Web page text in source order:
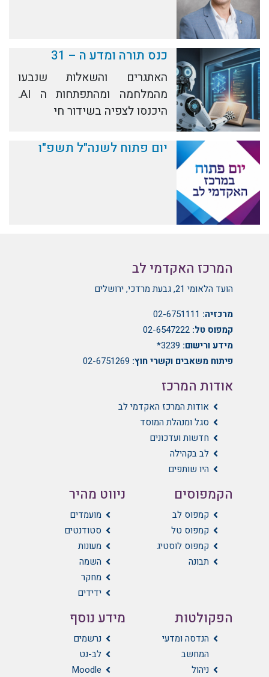
כנס תורה ומדע ה – 31
האתגרים והשאלות שנבעו
מהמלחמה ומהתפתחות ה AI.
היכנסו לצפיה בשידור חי
יום פתוח לשנה"ל תשפ"ו
המרכז האקדמי לב
הועד הלאומי 21, גבעת מרדכי, ירושלים
מרכזיה: 02-6751111
קמפוס טל: 02-6547222
מידע ורישום: 3239*
פיתוח משאבים וקשרי חוץ: 02-6751269
אודות המרכז
אודות המרכז האקדמי לב
סגל ומנהלת המוסד
חדשות ועדכונים
לב בקהילה
היו שותפים
הקמפוסים
קמפוס לב
קמפוס טל
קמפוס לוסטיג
תבונה
הפקולטות
הנדסה ומדעי
המחשב
ניהול
ניווט מהיר
מועמדים
סטודנטים
מעונות
השמה
מחקר
ידידים
מידע נוסף
נרשמים
לב-נט
Moodle